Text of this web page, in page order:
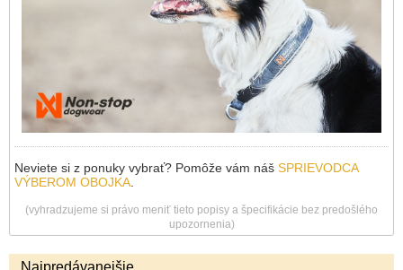
Neviete si z ponuky vybrať? Pomôže vám náš SPRIEVODCA
VÝBEROM OBOJKA
(vyhradzujeme si právo meniť tieto popisy a špecifikácie bez predošlého
upozornenia)
Najpredávanejšie